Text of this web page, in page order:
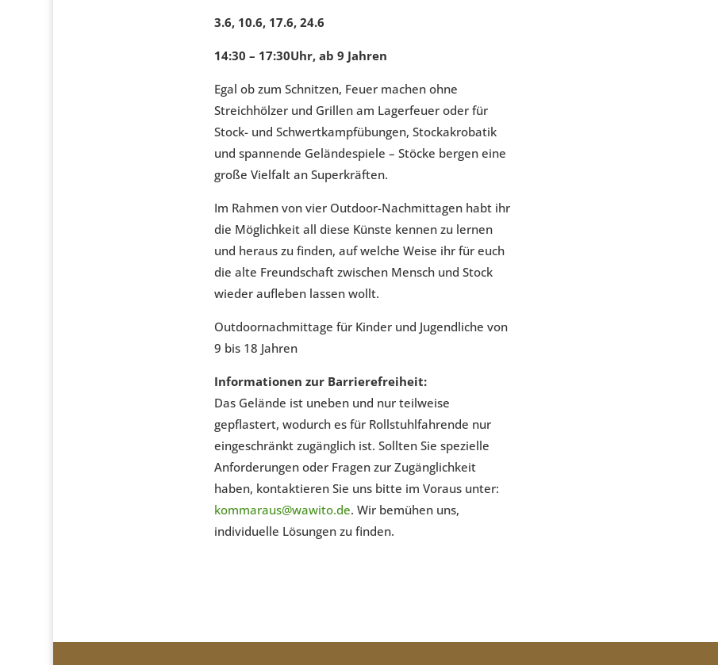
3.6, 10.6, 17.6, 24.6
14:30 – 17:30Uhr, ab 9 Jahren
Egal ob zum Schnitzen, Feuer machen ohne
Streichhölzer und Grillen am Lagerfeuer oder für
Stock- und Schwertkampfübungen, Stockakrobatik
und spannende Geländespiele – Stöcke bergen eine
große Vielfalt an Superkräften.
Im Rahmen von vier Outdoor-Nachmittagen habt ihr
die Möglichkeit all diese Künste kennen zu lernen
und heraus zu finden, auf welche Weise ihr für euch
die alte Freundschaft zwischen Mensch und Stock
wieder aufleben lassen wollt.
Outdoornachmittage für Kinder und Jugendliche von
9 bis 18 Jahren
Informationen zur Barrierefreiheit:
Das Gelände ist uneben und nur teilweise
gepflastert, wodurch es für Rollstuhlfahrende nur
eingeschränkt zugänglich ist. Sollten Sie spezielle
Anforderungen oder Fragen zur Zugänglichkeit
haben, kontaktieren Sie uns bitte im Voraus unter:
kommaraus@wawito.de. Wir bemühen uns,
individuelle Lösungen zu finden.